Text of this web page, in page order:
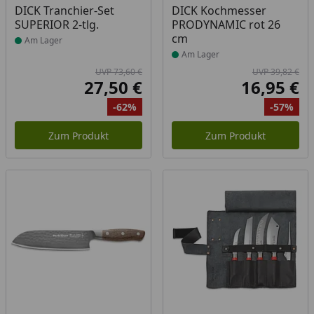
DICK Tranchier-Set
SUPERIOR 2-tlg.
Produkt am Lager
Am Lager
Ursprünglicher Preis
UVP 73,60 €
Aktueller Preis
27,50 €
Rabatt
-62%
Zum Produkt
DICK Kochmesser
PRODYNAMIC rot 26
cm
Produkt am Lager
Am Lager
UVP 39,82 €
16,95 €
-57%
Zum Produkt